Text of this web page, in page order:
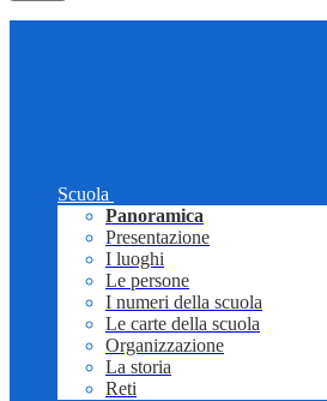
Scuola
Panoramica
Presentazione
I luoghi
Le persone
I numeri della scuola
Le carte della scuola
Organizzazione
La storia
Reti